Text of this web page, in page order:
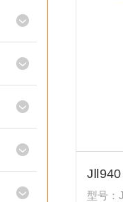
型号：